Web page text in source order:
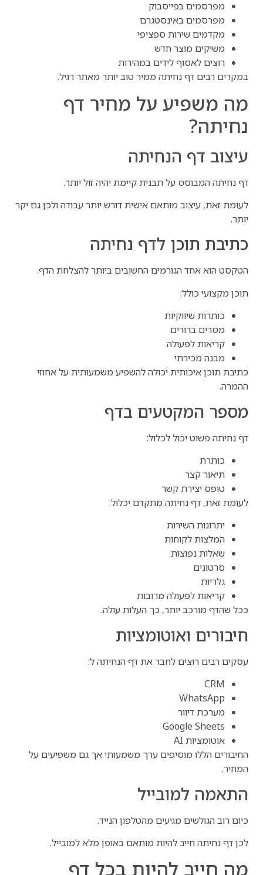
מפרסמים בפייסבוק
מפרסמים באינסטגרם
מקדמים שירות ספציפי
משיקים מוצר חדש
רוצים לאסוף לידים במהירות
במקרים רבים דף נחיתה ממיר טוב יותר מאתר רגיל.
מה משפיע על מחיר דף
נחיתה?
עיצוב דף הנחיתה
דף נחיתה המבוסס על תבנית קיימת יהיה זול יותר.
לעומת זאת, עיצוב מותאם אישית דורש יותר עבודה ולכן גם יקר
יותר.
כתיבת תוכן לדף נחיתה
הטקסט הוא אחד הגורמים החשובים ביותר להצלחת הדף.
תוכן מקצועי כולל:
כותרות שיווקיות
מסרים ברורים
קריאות לפעולה
מבנה מכירתי
כתיבת תוכן איכותית יכולה להשפיע משמעותית על אחוזי
ההמרה.
מספר המקטעים בדף
דף נחיתה פשוט יכול לכלול:
כותרת
תיאור קצר
טופס יצירת קשר
לעומת זאת, דף נחיתה מתקדם יכלול:
יתרונות השירות
המלצות לקוחות
שאלות נפוצות
סרטונים
גלריות
קריאות לפעולה מרובות
ככל שהדף מורכב יותר, כך העלות עולה.
חיבורים ואוטומציות
עסקים רבים רוצים לחבר את דף הנחיתה ל:
CRM
WhatsApp
מערכת דיוור
Google Sheets
אוטומציות AI
החיבורים הללו מוסיפים ערך משמעותי אך גם משפיעים על
המחיר.
התאמה למובייל
כיום רוב הגולשים מגיעים מהטלפון הנייד.
לכן דף נחיתה חייב להיות מותאם באופן מלא למובייל.
מה חייב להיות בכל דף